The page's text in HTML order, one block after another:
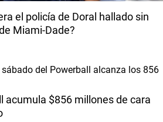
el policía de Doral hallado sin
Miami-Dade?
acumula $856 millones de cara